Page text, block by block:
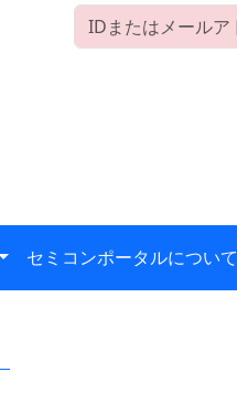
セミコンポータルについて